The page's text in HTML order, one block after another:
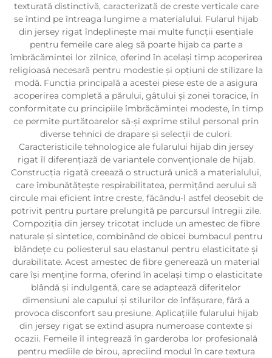
texturată distinctivă, caracterizată de creste verticale care
se întind pe întreaga lungime a materialului. Fularul hijab
din jersey rigat îndeplinește mai multe funcții esențiale
pentru femeile care aleg să poarte hijab ca parte a
îmbrăcămintei lor zilnice, oferind în același timp acoperirea
religioasă necesară pentru modestie și opțiuni de stilizare la
modă. Funcția principală a acestei piese este de a asigura
acoperirea completă a părului, gâtului și zonei toracice, în
conformitate cu principiile îmbrăcămintei modeste, în timp
ce permite purtătoarelor să-și exprime stilul personal prin
diverse tehnici de drapare și selecții de culori.
Caracteristicile tehnologice ale fularului hijab din jersey
rigat îl diferențiază de variantele convenționale de hijab.
Construcția rigată creează o structură unică a materialului,
care îmbunătățește respirabilitatea, permițând aerului să
circule mai eficient între creste, făcându-l astfel deosebit de
potrivit pentru purtare prelungită pe parcursul întregii zile.
Compoziția din jersey tricotat include un amestec de fibre
naturale și sintetice, combinând de obicei bumbacul pentru
blândețe cu poliesterul sau elastanul pentru elasticitate și
durabilitate. Acest amestec de fibre generează un material
care își menține forma, oferind în același timp o elasticitate
blândă și indulgentă, care se adaptează diferitelor
dimensiuni ale capului și stilurilor de înfășurare, fără a
provoca disconfort sau presiune. Aplicațiile fularului hijab
din jersey rigat se extind asupra numeroase contexte și
ocazii. Femeile îl integrează în garderoba lor profesională
pentru mediile de birou, apreciind modul în care textura